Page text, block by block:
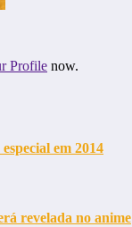
Profile now.
em 2014
revelada no anime